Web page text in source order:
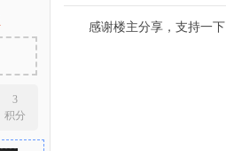
3
积分
感谢楼主分享，支持一下